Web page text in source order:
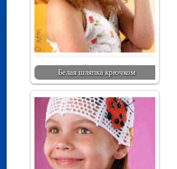
Белая шляпка крючком